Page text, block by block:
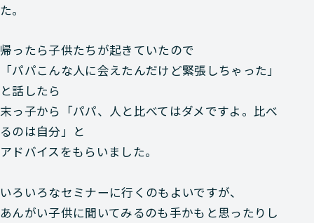
た。
帰ったら子供たちが起きていたので
「パパこんな人に会えたんだけど緊張しちゃった」
と話したら
末っ子から「パパ、人と比べてはダメですよ。比べ
るのは自分」と
アドバイスをもらいました。
いろいろなセミナーに行くのもよいですが、
あんがい子供に聞いてみるのも手かもと思ったりし